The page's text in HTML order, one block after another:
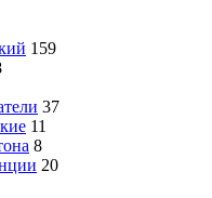
159
37
11
8
20